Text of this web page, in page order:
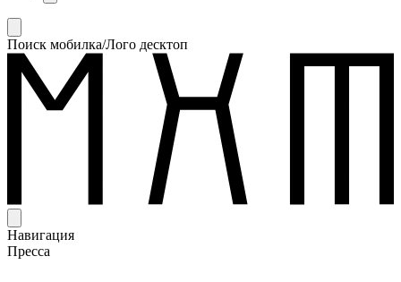
Поиск мобилка/Лого десктоп
Навигация
Пресса